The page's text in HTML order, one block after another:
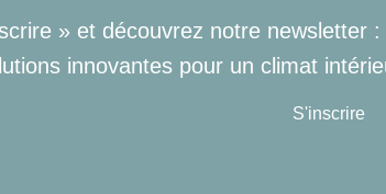
» et découvrez notre newsletter
innovantes pour un climat
S'inscrire